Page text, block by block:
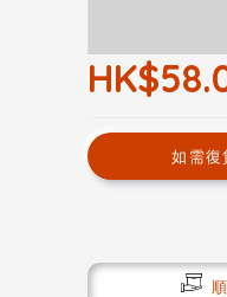
如需復